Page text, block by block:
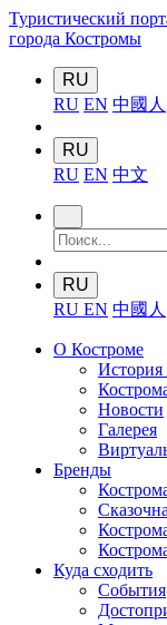
Туристический
города Костромы
RU
RU EN 中國人
RU
RU EN 中文
RU
RU EN 中國人
О Костроме
Новости
Галерея
Бренды
Куда сходить
События